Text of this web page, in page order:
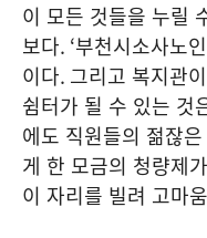
이 모든 것들을 누릴
보다. ‘부천시소사노
이다. 그리고 복지관
쉼터가 될 수 있는 것
에도 직원들의 젊잖
게 한 모금의 청량제
이 자리를 빌려 고마